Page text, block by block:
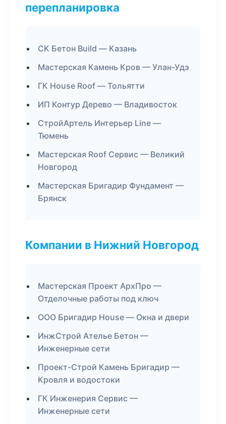
перепланировка
СК Бетон Build — Казань
Мастерская Камень Кров — Улан-Удэ
ГК House Roof — Тольятти
ИП Контур Дерево — Владивосток
СтройАртель Интерьер Line —
Тюмень
Мастерская Roof Сервис — Великий
Новгород
Мастерская Бригадир Фундамент —
Брянск
Компании в Нижний Новгород
Мастерская Проект АрхПро —
Отделочные работы под ключ
ООО Бригадир House — Окна и двери
ИнжСтрой Ателье Бетон —
Инженерные сети
Проект-Строй Камень Бригадир —
Кровля и водостоки
ГК Инженерия Сервис —
Инженерные сети